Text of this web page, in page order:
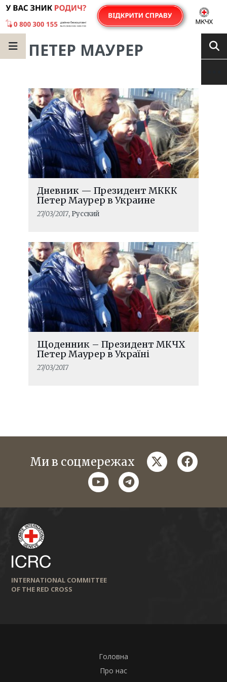
ПЕТЕР МАУРЕР
Дневник — Президент МККК
Петер Маурер в Украине
27/03/2017, Русский
Щоденник – Президент МКЧХ
Петер Маурер в Україні
27/03/2017
Ми в соцмережах twitter
youtubetelegram
INTERNATIONAL COMMITTEE
OF THE RED CROSS
Головна
Про нас